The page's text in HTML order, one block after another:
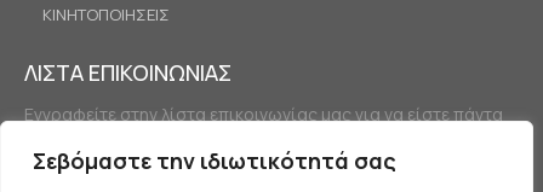
Σεβόμαστε την ιδιωτικότητά σας
ΚΙΝΗΤΟΠΟΙΗΣΕΙΣ
ΛΙΣΤΑ ΕΠΙΚΟΙΝΩΝΙΑΣ
Εγγραφείτε στην λίστα επικοινωνίας μας για να είστε πάντα